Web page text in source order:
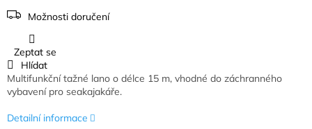
Možnosti doručení
Multifunkční tažné lano o délce 15 m, vhodné do záchranného
vybavení pro seakajakáře.
Detailní informace
Zeptat se
Hlídat